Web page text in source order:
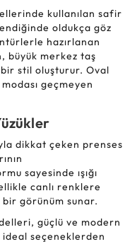
kullanılan safir
oldukça göz
hazırlanan
büyük merkez taş
bir stil oluşturur. Oval
geçmeyen
dikkat çeken prenses
sayesinde ışığı
canlı renklere
görünüm sunar.
güçlü ve modern
seçeneklerden